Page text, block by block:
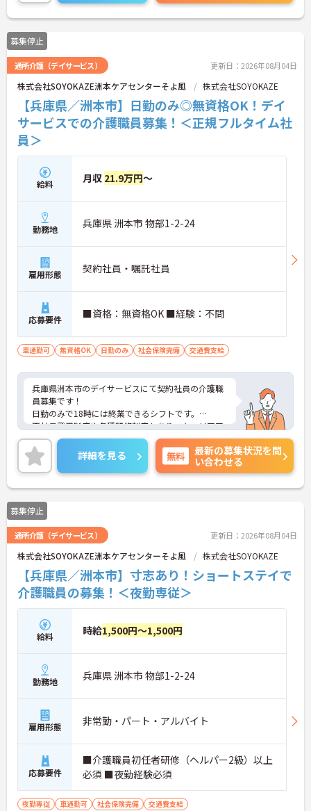
募集停止
通所介護（デイサービス） 更新日：2026年08月04日
株式会社SOYOKAZE洲本ケアセンターそよ風 株式会社SOYOKAZE
【兵庫県／洲本市】日勤のみ◎無資格OK！デイ
サービスでの介護職員募集！＜正規フルタイム社
員＞
給料 月収 21.9万円～
勤務地 兵庫県 洲本市 物部1-2-24
雇用形態 契約社員・嘱託社員
応募要件 ■資格：無資格OK ■経験：不問
車通勤可 無資格OK 日勤のみ 社会保険完備 交通費支給
兵庫県洲本市のデイサービスにて契約社員の介護職
員募集です！
日勤のみで18時には終業できるシフトです。
正社員登用制度や各種研修制度もあり、キャリアア
ップを目指す方にもおすすめです♪
ご興味のある方には、面接対策ポイントなどさらに
詳細をお話いたしますので、お気軽にご相談くださ
い。
詳細を見る 無料
最新の募集状況を問
い合わせる
募集停止
通所介護（デイサービス） 更新日：2026年08月04日
株式会社SOYOKAZE洲本ケアセンターそよ風 株式会社SOYOKAZE
【兵庫県／洲本市】寸志あり！ショートステイで
介護職員の募集！＜夜勤専従＞
給料 時給1,500円～1,500円
勤務地 兵庫県 洲本市 物部1-2-24
雇用形態 非常勤・パート・アルバイト
応募要件
■介護職員初任者研修（ヘルパー2級）以上
必須 ■夜勤経験必須
夜勤専従 車通勤可 社会保険完備 交通費支給